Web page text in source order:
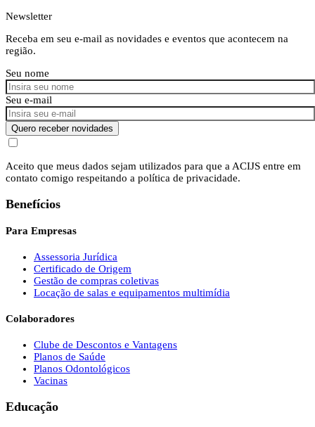
Newsletter
Receba em seu e-mail as novidades e eventos que acontecem na
região.
Seu nome
Seu e-mail
Quero receber novidades
Aceito que meus dados sejam utilizados para que a ACIJS entre em
contato comigo respeitando a política de privacidade.
Benefícios
Para Empresas
Assessoria Jurídica
Certificado de Origem
Gestão de compras coletivas
Locação de salas e equipamentos multimídia
Colaboradores
Clube de Descontos e Vantagens
Planos de Saúde
Planos Odontológicos
Vacinas
Educação